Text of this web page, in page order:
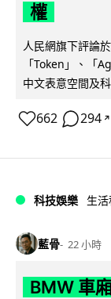
權
人民網旗下評論
「Token」、「
中文表意空間及
662 294 ↗
科技娛樂 生
藍骨 22 小時
BMW 車